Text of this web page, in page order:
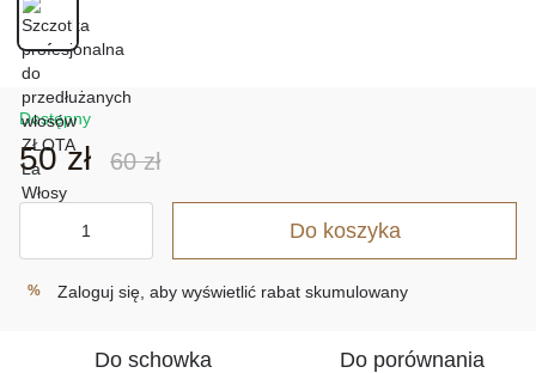
Dostępny
50 zł 60 zł
Do koszyka
% Zaloguj się , aby wyświetlić rabat skumulowany
Do schowka Do porównania